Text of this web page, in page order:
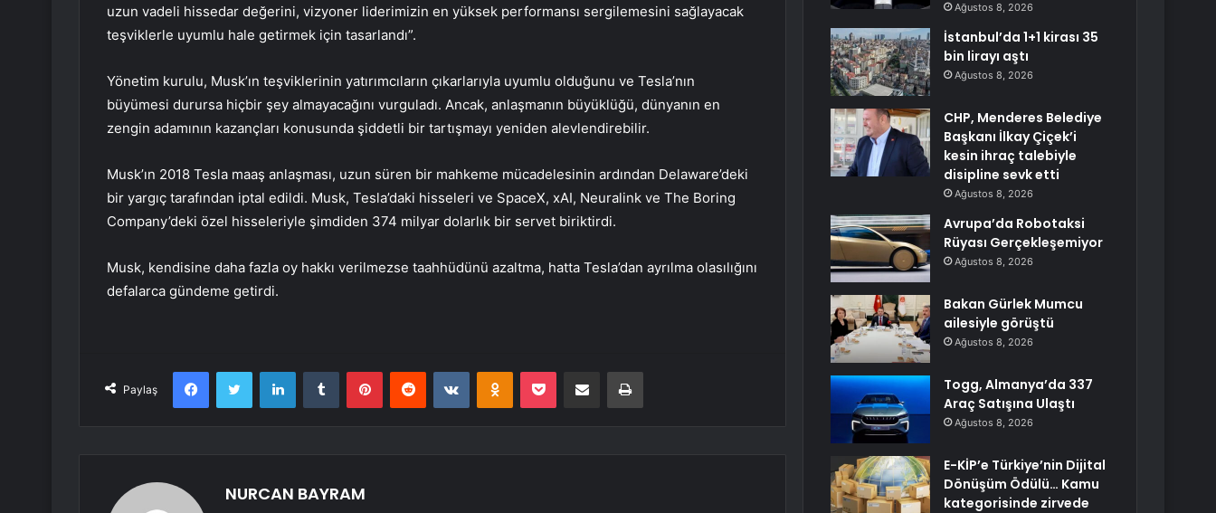
uzun vadeli hissedar değerini, vizyoner liderimizin en yüksek performansı sergilemesini sağlayacak
teşviklerle uyumlu hale getirmek için tasarlandı”.
Yönetim kurulu, Musk’ın teşviklerinin yatırımcıların çıkarlarıyla uyumlu olduğunu ve Tesla’nın
büyümesi durursa hiçbir şey almayacağını vurguladı. Ancak, anlaşmanın büyüklüğü, dünyanın en
zengin adamının kazançları konusunda şiddetli bir tartışmayı yeniden alevlendirebilir.
Musk’ın 2018 Tesla maaş anlaşması, uzun süren bir mahkeme mücadelesinin ardından Delaware’deki
bir yargıç tarafından iptal edildi. Musk, Tesla’daki hisseleri ve SpaceX, xAI, Neuralink ve The Boring
Company’deki özel hisseleriyle şimdiden 374 milyar dolarlık bir servet biriktirdi.
Musk, kendisine daha fazla oy hakkı verilmezse taahhüdünü azaltma, hatta Tesla’dan ayrılma olasılığını
defalarca gündeme getirdi.
Paylaş
FacebookTwitter LinkedInTumblr PinterestReddit VKontakteOdnoklassniki
Pocket E-Posta ile paylaş Yazdır
NURCAN BAYRAM
Ağustos 8, 2026
İstanbul’da 1+1 kirası 35
bin lirayı aştı
Ağustos 8, 2026
CHP, Menderes Belediye
Başkanı İlkay Çiçek’i
kesin ihraç talebiyle
disipline sevk etti
Ağustos 8, 2026
Avrupa’da Robotaksi
Rüyası Gerçekleşemiyor
Ağustos 8, 2026
Bakan Gürlek Mumcu
ailesiyle görüştü
Ağustos 8, 2026
Togg, Almanya’da 337
Araç Satışına Ulaştı
Ağustos 8, 2026
E-KİP’e Türkiye’nin Dijital
Dönüşüm Ödülü… Kamu
kategorisinde zirvede